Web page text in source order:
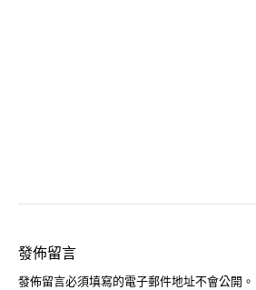
發佈留言
發佈留言必須填寫的電子郵件地址不會公開。